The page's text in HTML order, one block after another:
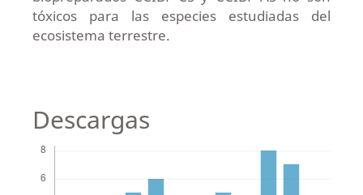
tóxicos para las especies estudiadas del
ecosistema terrestre.
Descargas